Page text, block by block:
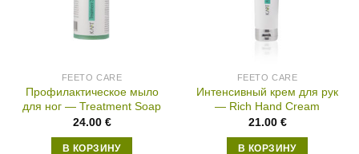
FEETO CARE
Профилактическое мыло
для ног — Treatment Soap
24.00 €
В КОРЗИНУ
FEETO CARE
Интенсивный крем для рук
— Rich Hand Cream
21.00 €
В КОРЗИНУ